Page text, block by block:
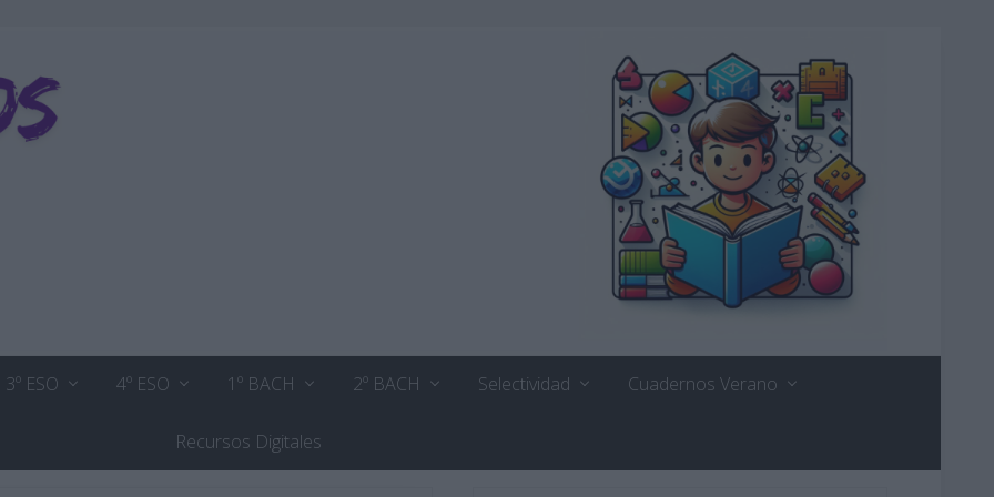
3º ESO 4º ESO 1º BACH 2º BACH Selectividad Cuadernos Verano
Recursos Digitales